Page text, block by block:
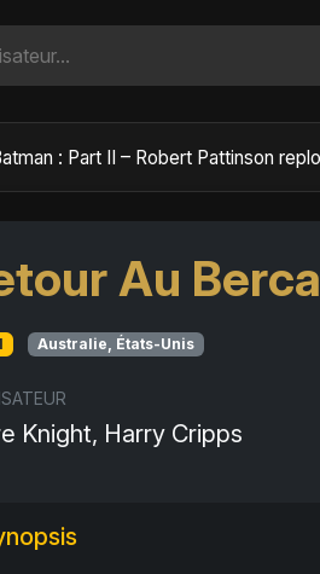
Au
Australie, États-Unis
Knight, Harry Cripps